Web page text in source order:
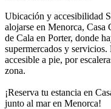
Ubicación y accesibilidad
alojarse en Menorca, Casa
de Cala en Porter, donde
supermercados y
accesible a pie, por
zona.
¡Reserva tu estancia en
junto al mar en Menorca!